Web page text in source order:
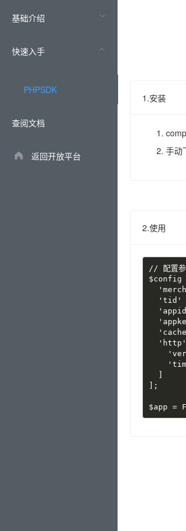
基础介绍
快速入手
PHPSDK
查阅文档
返回开放平台
1.安装
手动
2.使用
// 配置参
$config
'tid'
'appid'
]
];
$app =